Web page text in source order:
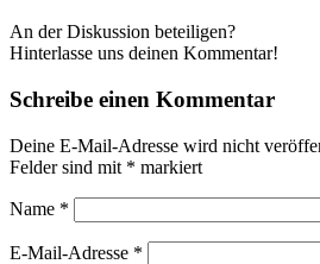
An der Diskussion beteiligen?
Hinterlasse uns deinen Kommentar!
Schreibe einen Kommentar
Deine E-Mail-Adresse wird nicht
Felder sind mit * markiert
Name *
E-Mail-Adresse *